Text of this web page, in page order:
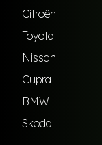
Citroën
Toyota
Nissan
Cupra
BMW
Skoda